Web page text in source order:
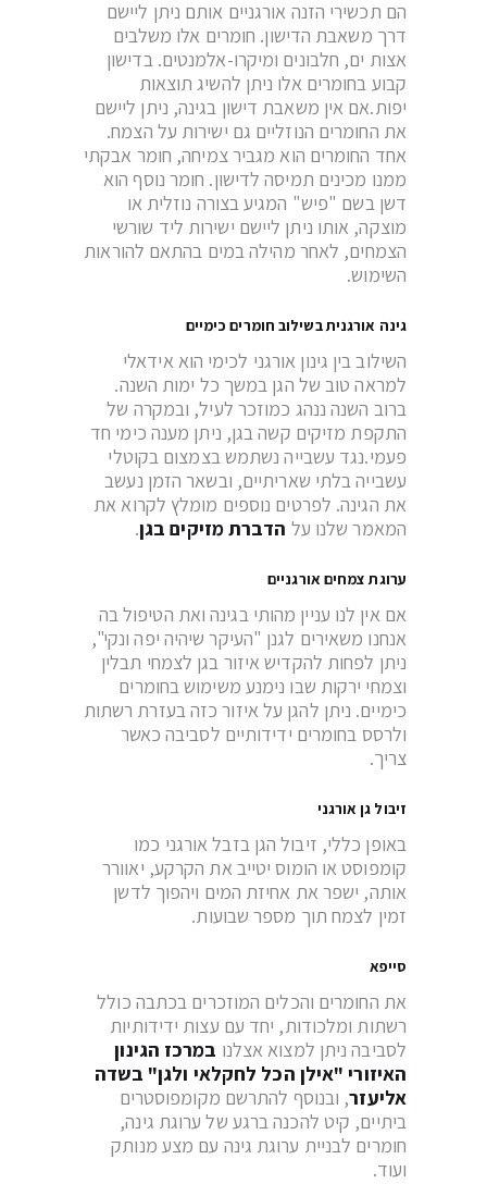
הם תכשירי הזנה אורגניים אותם ניתן ליישם
דרך משאבת הדישון. חומרים אלו משלבים
אצות ים, חלבונים ומיקרו-אלמנטים. בדישון
קבוע בחומרים אלו ניתן להשיג תוצאות
יפות.אם אין משאבת דישון בגינה, ניתן ליישם
את החומרים הנוזליים גם ישירות על הצמח.
אחד החומרים הוא מגביר צמיחה, חומר אבקתי
ממנו מכינים תמיסה לדישון. חומר נוסף הוא
דשן בשם "פיש" המגיע בצורה נוזלית או
מוצקה, אותו ניתן ליישם ישירות ליד שורשי
הצמחים, לאחר מהילה במים בהתאם להוראות
השימוש.
גינה אורגנית בשילוב חומרים כימיים
השילוב בין גינון אורגני לכימי הוא אידאלי
למראה טוב של הגן במשך כל ימות השנה.
ברוב השנה ננהג כמוזכר לעיל, ובמקרה של
התקפת מזיקים קשה בגן, ניתן מענה כימי חד
פעמי.נגד עשבייה נשתמש בצמצום בקוטלי
עשבייה בלתי שאריתיים, ובשאר הזמן נעשב
את הגינה. לפרטים נוספים מומלץ לקרוא את
המאמר שלנו על הדברת מזיקים בגן.
ערוגת צמחים אורגניים
אם אין לנו עניין מהותי בגינה ואת הטיפול בה
אנחנו משאירים לגנן "העיקר שיהיה יפה ונקי",
ניתן לפחות להקדיש איזור בגן לצמחי תבלין
וצמחי ירקות שבו נימנע משימוש בחומרים
כימיים. ניתן להגן על איזור כזה בעזרת רשתות
ולרסס בחומרים ידידותיים לסביבה כאשר
צריך.
זיבול גן אורגני
באופן כללי, זיבול הגן בזבל אורגני כמו
קומפוסט או הומוס יטייב את הקרקע, יאוורר
אותה, ישפר את אחיזת המים ויהפוך לדשן
זמין לצמח תוך מספר שבועות.
סייפא
את החומרים והכלים המוזכרים בכתבה כולל
רשתות ומלכודות, יחד עם עצות ידידותיות
לסביבה ניתן למצוא אצלנו במרכז הגינון
האיזורי "אילן הכל לחקלאי ולגן" בשדה
אליעזר, ובנוסף להתרשם מקומפוסטרים
ביתיים, קיט להכנה ברגע של ערוגת גינה,
חומרים לבניית ערוגת גינה עם מצע מנותק
ועוד.